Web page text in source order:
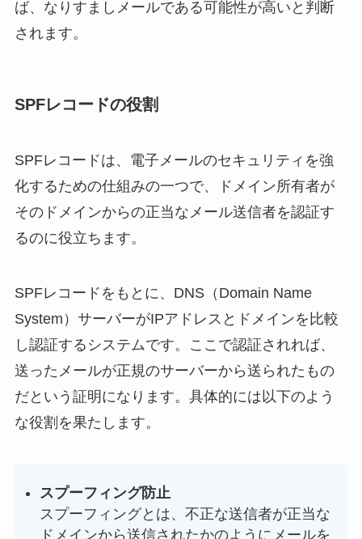
ば、なりすましメールである可能性が高いと判断
されます。
SPFレコードの役割
SPFレコードは、電子メールのセキュリティを強
化するための仕組みの一つで、ドメイン所有者が
そのドメインからの正当なメール送信者を認証す
るのに役立ちます。
SPFレコードをもとに、DNS（Domain Name
System）サーバーがIPアドレスとドメインを比較
し認証するシステムです。ここで認証されれば、
送ったメールが正規のサーバーから送られたもの
だという証明になります。具体的には以下のよう
な役割を果たします。
スプーフィング防止
スプーフィングとは、不正な送信者が正当な
ドメインから送信されたかのようにメールを